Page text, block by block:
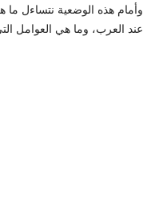
وأمام هذه الوضعية نتساءل ما
عند العرب، وما هي العوامل